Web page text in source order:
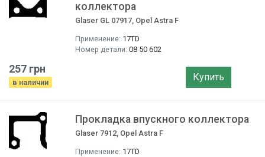
коллектора
Glaser GL 07917, Opel Astra F
Применение: 17TD
Номер детали: 08 50 602
257 грн
в наличии Купить
Прокладка впускного коллектора
Glaser 7912, Opel Astra F
Применение: 17TD